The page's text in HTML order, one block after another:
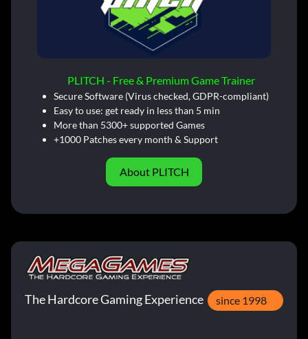
PLITCH - Free & Premium Game Trainer
Secure Software (Virus checked, GDPR-compliant)
Easy to use: get ready in less than 5 min
More than 5300+ supported Games
+1000 Patches every month & Support
About PLITCH
The Hardcore Gaming Experience since 1998